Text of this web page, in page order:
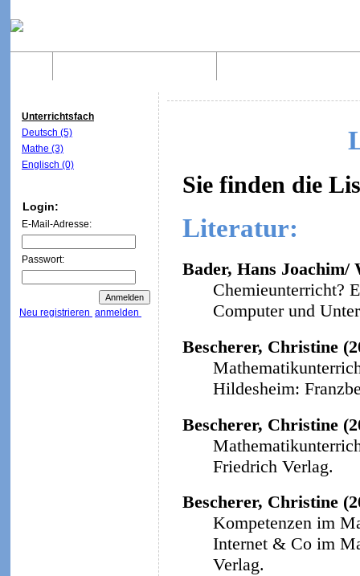
Unterrichtsfach
Deutsch (5)
Mathe (3)
Englisch (0)
Login:
E-Mail-Adresse:
Passwort:
Neu registrieren anmelden
Sie finden die
Literatur:
Bader, Hans Joachim/
Chemieunterricht?
Computer und
Bescherer, Christine
Hildesheim:
Bescherer, Christine
Friedrich Verlag.
Bescherer, Christine
Kompetenzen im
Internet & Co im
Verlag.